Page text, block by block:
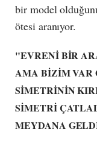
bir model
ötesi aranıyor.
"EVRENİ BİR
AMA BİZİM VAR
SİMETRİNİN
SİMETRİ
MEYDANA